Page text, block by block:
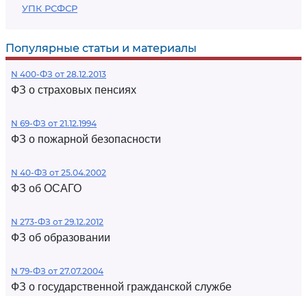
УПК РСФСР
Популярные статьи и материалы
N 400-ФЗ от 28.12.2013
ФЗ о страховых пенсиях
N 69-ФЗ от 21.12.1994
ФЗ о пожарной безопасности
N 40-ФЗ от 25.04.2002
ФЗ об ОСАГО
N 273-ФЗ от 29.12.2012
ФЗ об образовании
N 79-ФЗ от 27.07.2004
ФЗ о государственной гражданской службе